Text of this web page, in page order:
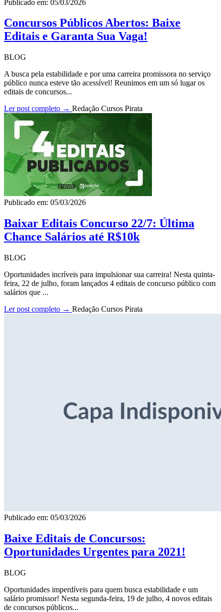
Publicado em: 05/03/2026
Concursos Públicos Abertos: Baixe
Editais e Garanta Sua Vaga!
BLOG
A busca pela estabilidade e por uma carreira promissora no serviço
público nunca esteve tão acessível! Reunimos em um só lugar os
editais de concursos...
Ler post completo → Redação Cursos Pirata
Publicado em: 05/03/2026
Baixar Editais Concurso 22/7: Última
Chance Salários até R$10k
BLOG
Oportunidades incríveis para impulsionar sua carreira! Nesta quinta-
feira, 22 de julho, foram lançados 4 editais de concurso público com
salários que ...
Ler post completo → Redação Cursos Pirata
Publicado em: 05/03/2026
Baixe Editais de Concursos:
Oportunidades Urgentes para 2021!
BLOG
Oportunidades imperdíveis para quem busca estabilidade e um
salário promissor! Nesta segunda-feira, 19 de julho, 4 novos editais
de concursos públicos...